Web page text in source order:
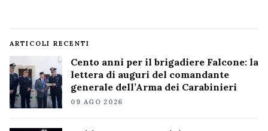
ARTICOLI RECENTI
Cento anni per il brigadiere Falcone: la
lettera di auguri del comandante
generale dell’Arma dei Carabinieri
09 AGO 2026